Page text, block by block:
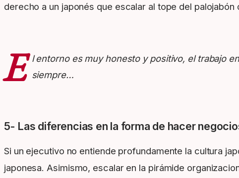
derecho a un japonés que escalar al tope del palojabón
E l entorno es muy honesto y positivo, el trabajo
siempre…
5- Las diferencias en la forma de hacer
Si un ejecutivo no entiende profundamente la cultura
japonesa. Asimismo, escalar en la pirámide